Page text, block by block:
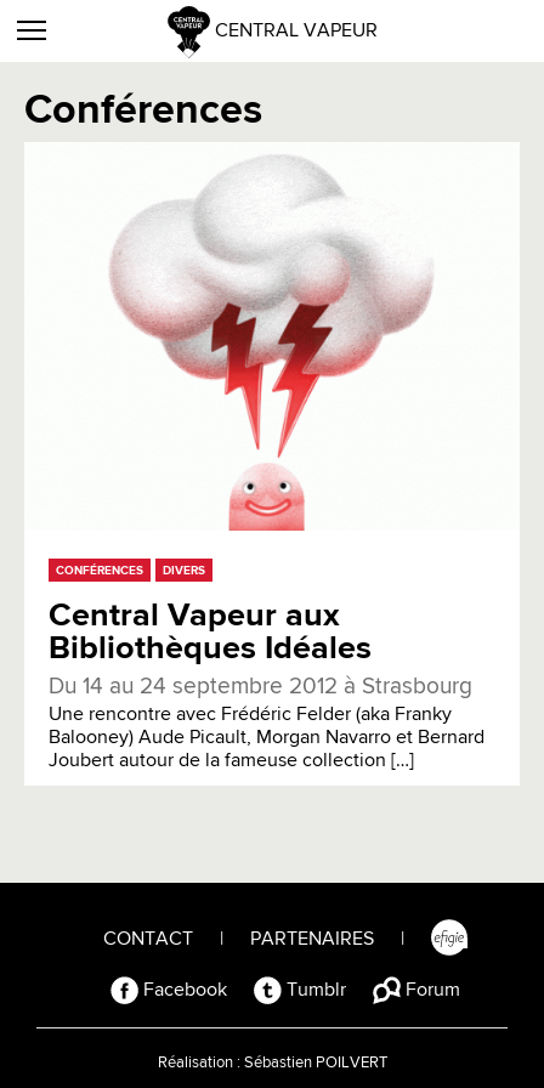
CENTRAL VAPEUR
Conférences
CONFÉRENCES DIVERS
Central Vapeur aux
Bibliothèques Idéales
Du 14 au 24 septembre 2012 à Strasbourg
Une rencontre avec Frédéric Felder (aka Franky
Balooney) Aude Picault, Morgan Navarro et Bernard
Joubert autour de la fameuse collection […]
CONTACT PARTENAIRES
Facebook Tumblr Forum
Réalisation : Sébastien POILVERT